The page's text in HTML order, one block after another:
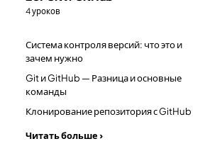
4 уроков
Система контроля версий: что это и
зачем нужно
Git и GitHub — Разница и основные
команды
Клонирование репозитория с GitHub
Читать больше ›